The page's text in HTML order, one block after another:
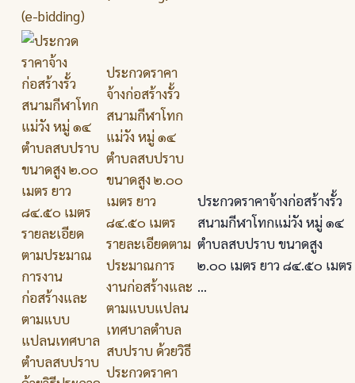
ประกวดราคา
จ้างก่อสร้างรั้ว
สนามกีฬาโทก
แม่วัง หมู่ ๑๔
ตำบลสบปราบ
ขนาดสูง ๒.๐๐
เมตร ยาว
๘๔.๕๐ เมตร
รายละเอียดตาม
ประมาณการ
งานก่อสร้างและ
ตามแบบแปลน
เทศบาลตำบล
สบปราบ ด้วยวิธี
ประกวดราคา
ประกวดราคาจ้างก่อสร้างรั้ว
สนามกีฬาโทกแม่วัง หมู่ ๑๔
ตำบลสบปราบ ขนาดสูง
๒.๐๐ เมตร ยาว ๘๔.๕๐ เมตร
...